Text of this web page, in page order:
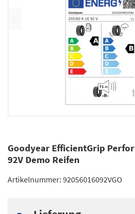
Goodyear EfficientGrip
92V Demo Reifen
Artikelnummer: 92056016092VGO